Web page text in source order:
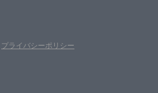
プライバシーポリシー